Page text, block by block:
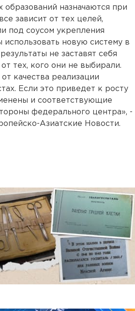
назначаются при
зависит от тех целей,
под соусом укрепления
новую систему в
не заставят себя
тех, кого они не выбирали.
качества реализации
Если это приведет к росту
и соответствующие
федерального центра», -
Азиатские Новости.